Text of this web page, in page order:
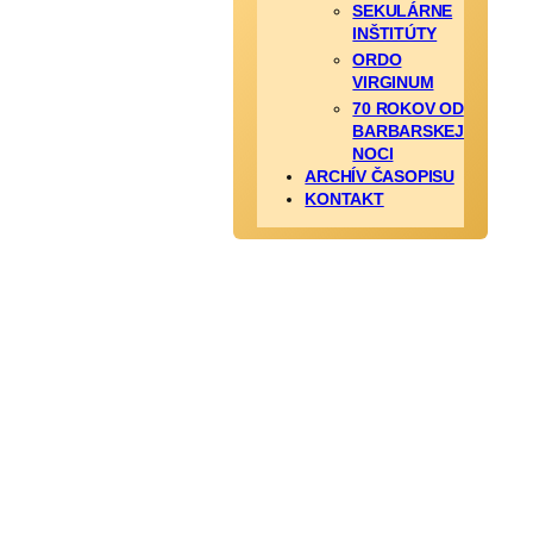
SEKULÁRNE
INŠTITÚTY
ORDO
VIRGINUM
70 ROKOV OD
BARBARSKEJ
NOCI
ARCHÍV ČASOPISU
KONTAKT